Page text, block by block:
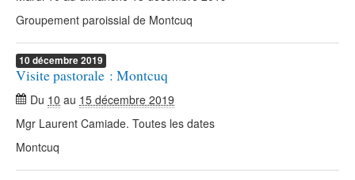
Groupement paroissial de Montcuq
10 décembre2019
Visite pastorale : Montcuq
Du 10 au 15 décembre 2019
Mgr Laurent Camiade. Toutes les dates
Montcuq